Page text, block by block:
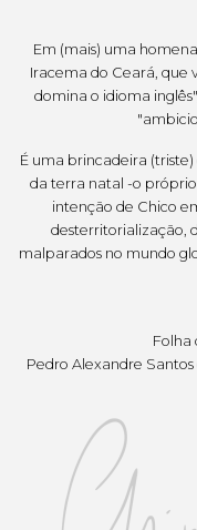
Em (mais) uma
Iracema do Ceará, que
domina o idioma
É uma brincadeira
da terra natal -o próprio
intenção de Chico
desterritorialização,
malparados no mundo
Folha
Pedro Alexandre